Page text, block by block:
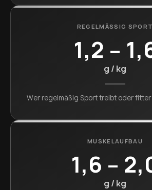
REGELMÄSSIG SPORT
1,2 –
g / kg
Wer regelmäßig Sport treibt oder
MUSKELAUFBAU
1,6 –
g / kg